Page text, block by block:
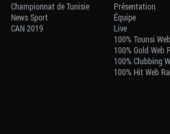
Championnat de Tunisie
News Sport
CAN 2019
Présentation
Équipe
Live
100% Tounsi
100% Gold Web
100% Clubbing
100% Hit Web